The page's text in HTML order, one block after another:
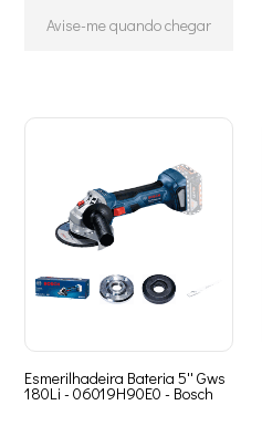
Avise-me quando chegar
Esmerilhadeira Bateria 5'' Gws
180Li - 06019H90E0 - Bosch